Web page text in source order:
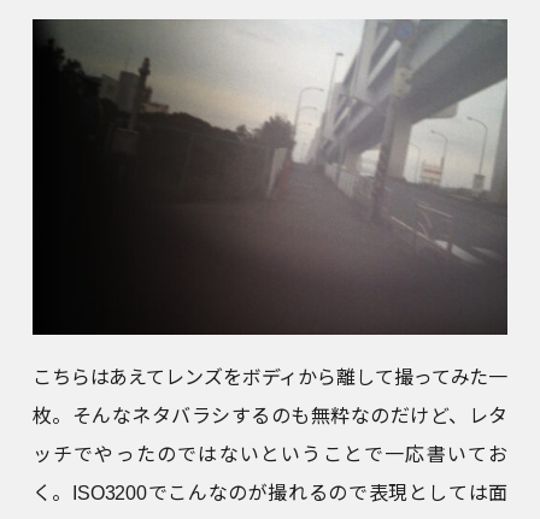
こちらはあえてレンズをボディから離して撮ってみた一
枚。そんなネタバラシするのも無粋なのだけど、レタ
ッチでやったのではないということで一応書いてお
く。ISO3200でこんなのが撮れるので表現としては面